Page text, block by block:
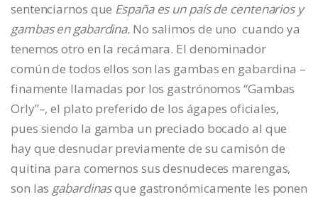
sentenciarnos que España es un país de centenarios y
gambas en gabardina. No salimos de uno cuando ya
tenemos otro en la recámara. El denominador
común de todos ellos son las gambas en gabardina –
finamente llamadas por los gastrónomos “Gambas
Orly”–, el plato preferido de los ágapes oficiales,
pues siendo la gamba un preciado bocado al que
hay que desnudar previamente de su camisón de
quitina para comernos sus desnudeces marengas,
son las gabardinasque gastronómicamente les ponen